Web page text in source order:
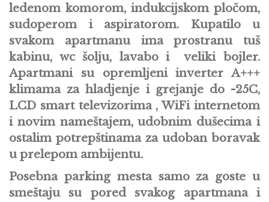
ledenom komorom, indukcijskom pločom,
sudoperom i aspiratorom. Kupatilo u
svakom apartmanu ima prostranu tuš
kabinu, wc šolju, lavabo i veliki bojler.
Apartmani su opremljeni inverter A+++
klimama za hladjenje i grejanje do -25C,
LCD smart televizorima , WiFi internetom
i novim nameštajem, udobnim dušecima i
ostalim potrepštinama za udoban boravak
u prelepom ambijentu.
Posebna parking mesta samo za goste u
smeštaju su pored svakog apartmana i